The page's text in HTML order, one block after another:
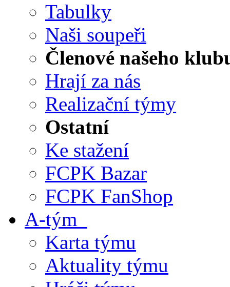
Tabulky
Naši soupeři
Členové našeho
Hrají za nás
Realizační týmy
Ostatní
Ke stažení
FCPK Bazar
FCPK FanShop
A-tým
Karta týmu
Aktuality týmu